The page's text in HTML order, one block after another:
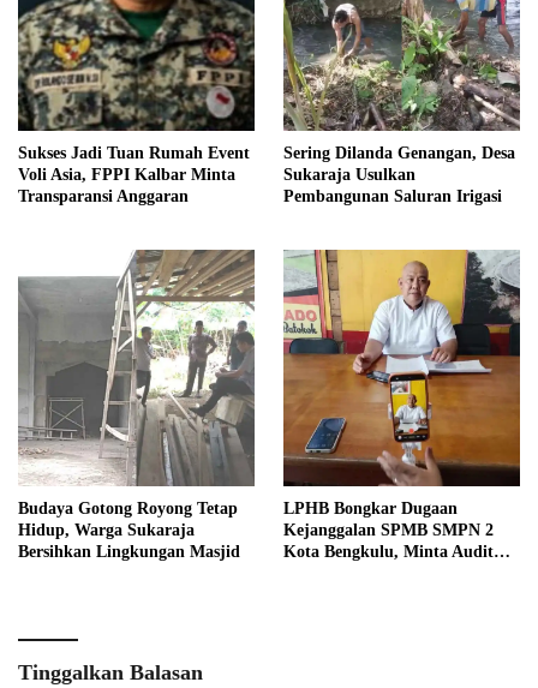
Sukses Jadi Tuan Rumah Event
Voli Asia, FPPI Kalbar Minta
Transparansi Anggaran
Sering Dilanda Genangan, Desa
Sukaraja Usulkan
Pembangunan Saluran Irigasi
Budaya Gotong Royong Tetap
Hidup, Warga Sukaraja
Bersihkan Lingkungan Masjid
LPHB Bongkar Dugaan
Kejanggalan SPMB SMPN 2
Kota Bengkulu, Minta Audit
Tinggalkan Balasan